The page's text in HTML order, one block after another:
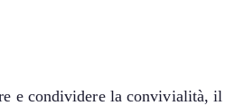
e condividere la convivialità, il